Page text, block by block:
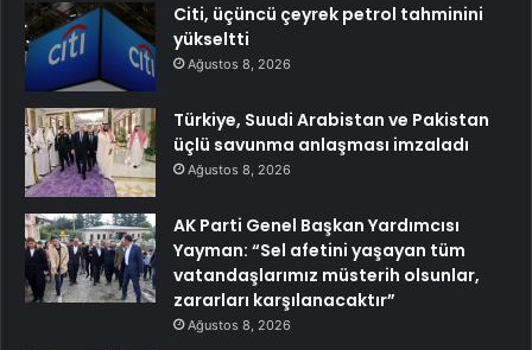
Citi, üçüncü çeyrek petrol tahminini
yükseltti
Ağustos 8, 2026
Türkiye, Suudi Arabistan ve Pakistan
üçlü savunma anlaşması imzaladı
Ağustos 8, 2026
AK Parti Genel Başkan Yardımcısı
Yayman: “Sel afetini yaşayan tüm
vatandaşlarımız müsterih olsunlar,
zararları karşılanacaktır”
Ağustos 8, 2026